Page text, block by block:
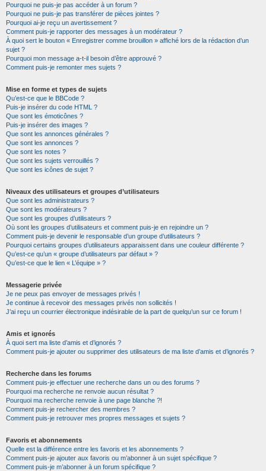
Pourquoi ne puis-je pas accéder à un forum ?
Pourquoi ne puis-je pas transférer de pièces jointes ?
Pourquoi ai-je reçu un avertissement ?
Comment puis-je rapporter des messages à un modérateur ?
À quoi sert le bouton « Enregistrer comme brouillon » affiché lors de la rédaction d’un
sujet ?
Pourquoi mon message a-t-il besoin d’être approuvé ?
Comment puis-je remonter mes sujets ?
Mise en forme et types de sujets
Qu’est-ce que le BBCode ?
Puis-je insérer du code HTML ?
Que sont les émoticônes ?
Puis-je insérer des images ?
Que sont les annonces générales ?
Que sont les annonces ?
Que sont les notes ?
Que sont les sujets verrouillés ?
Que sont les icônes de sujet ?
Niveaux des utilisateurs et groupes d’utilisateurs
Que sont les administrateurs ?
Que sont les modérateurs ?
Que sont les groupes d’utilisateurs ?
Où sont les groupes d’utilisateurs et comment puis-je en rejoindre un ?
Comment puis-je devenir le responsable d’un groupe d’utilisateurs ?
Pourquoi certains groupes d’utilisateurs apparaissent dans une couleur différente ?
Qu’est-ce qu’un « groupe d’utilisateurs par défaut » ?
Qu’est-ce que le lien « L’équipe » ?
Messagerie privée
Je ne peux pas envoyer de messages privés !
Je continue à recevoir des messages privés non sollicités !
J’ai reçu un courrier électronique indésirable de la part de quelqu’un sur ce forum !
Amis et ignorés
À quoi sert ma liste d’amis et d’ignorés ?
Comment puis-je ajouter ou supprimer des utilisateurs de ma liste d’amis et d’ignorés ?
Recherche dans les forums
Comment puis-je effectuer une recherche dans un ou des forums ?
Pourquoi ma recherche ne renvoie aucun résultat ?
Pourquoi ma recherche renvoie à une page blanche ?!
Comment puis-je rechercher des membres ?
Comment puis-je retrouver mes propres messages et sujets ?
Favoris et abonnements
Quelle est la différence entre les favoris et les abonnements ?
Comment puis-je ajouter aux favoris ou m’abonner à un sujet spécifique ?
Comment puis-je m’abonner à un forum spécifique ?